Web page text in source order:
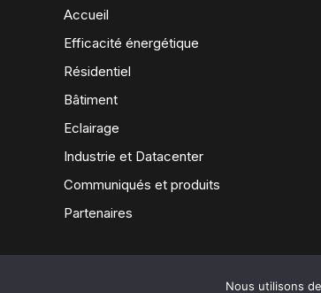
Accueil
Efficacité énergétique
Résidentiel
Bâtiment
Eclairage
Industrie et Datacenter
Communiqués et produits
Partenaires
Nous utilisons